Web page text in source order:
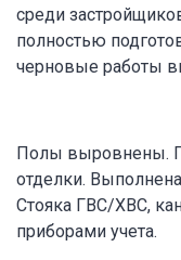
среди
полностью
черновые работы
Полы выровнены.
отделки.
Стояка ГВС/ХВС,
приборами учета.